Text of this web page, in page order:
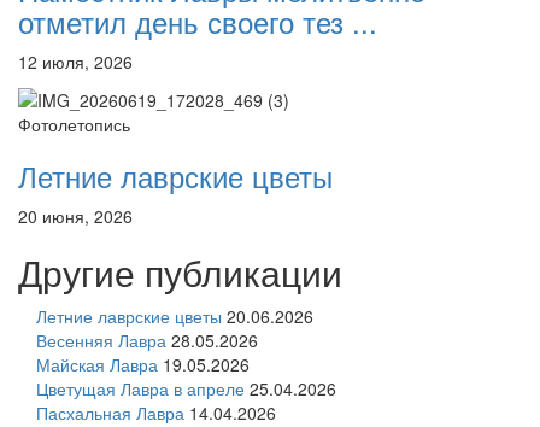
отметил день своего тез ...
12 июля, 2026
Фотолетопись
Летние лаврские цветы
20 июня, 2026
Другие публикации
Летние лаврские цветы 20.06.2026
Весенняя Лавра 28.05.2026
Майская Лавра 19.05.2026
Цветущая Лавра в апреле 25.04.2026
Пасхальная Лавра 14.04.2026